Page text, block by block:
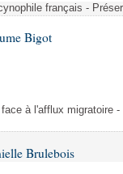
français -
Bigot
à l'afflux migratoire
Brulebois